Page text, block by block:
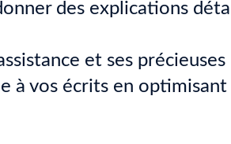
des explications
et ses précieuses
à vos écrits en